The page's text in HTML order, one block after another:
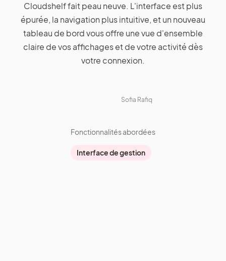
Cloudshelf fait peau neuve. L'interface est plus
épurée, la navigation plus intuitive, et un nouveau
tableau de bord vous offre une vue d'ensemble
claire de vos affichages et de votre activité dès
votre connexion.
Sofia Rafiq
Fonctionnalités abordées
Interface de gestion